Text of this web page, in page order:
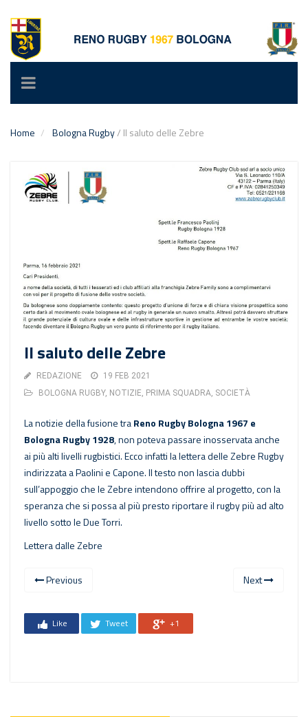
Toggle
navigation
Home Bologna Rugby/ Il saluto delle Zebre
Il saluto delle Zebre
REDAZIONE
19 FEB 2021
BOLOGNA RUGBY, NOTIZIE, PRIMA SQUADRA, SOCIETÀ
La notizie della fusione traReno Rugby Bologna 1967 e
Bologna Rugby 1928, non poteva passare inosservata anche
ai più alti livelli rugbistici. Ecco infatti la lettera delle Zebre Rugby
indirizzata a Paolini e Capone. Il testo non lascia dubbi
sull’appoggio che le Zebre intendono offrire al progetto, con la
speranza che si possa al più presto riportare il rugby più ad alto
livello sotto le Due Torri.
Lettera dalle Zebre
Previous Next
Like Tweet +1